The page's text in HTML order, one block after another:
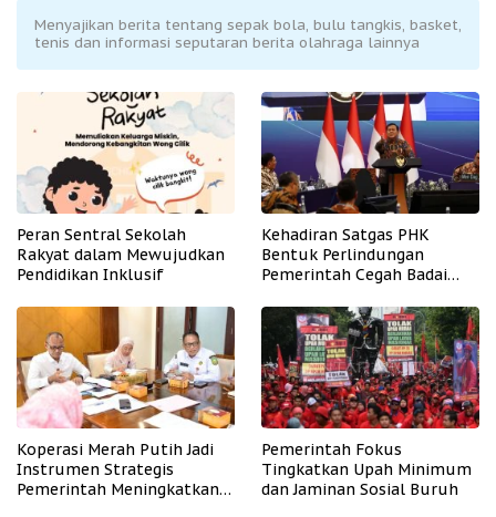
Menyajikan berita tentang sepak bola, bulu tangkis, basket,
tenis dan informasi seputaran berita olahraga lainnya
Peran Sentral Sekolah
Rakyat dalam Mewujudkan
Pendidikan Inklusif
Kehadiran Satgas PHK
Bentuk Perlindungan
Pemerintah Cegah Badai
Koperasi Merah Putih Jadi
Instrumen Strategis
Pemerintah Meningkatkan
Pemerintah Fokus
Tingkatkan Upah Minimum
dan Jaminan Sosial Buruh